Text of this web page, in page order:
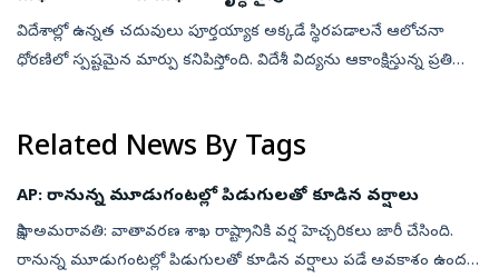
విదేశాల్లో ఉన్నత చదువులు పూర్తయ్యాక అక్కడే స్థిరపడాలనే ఆలోచనా
ధోరణిలో స్పష్టమైన మార్పు కనిపిస్తోంది. విదేశీ విద్యను ఆకాంక్షిస్తున్న ప్రతి
Related News By Tags
AP: రానున్న మూడుగంటల్లో పిడుగులతో కూడిన వర్షాలు
సాక్షి, అమరావతి: వాతావరణ శాఖ రాష్ట్రానికి వర్ష హెచ్చరికలు జారీ చేసింది.
రానున్న మూడుగంటల్లో పిడుగులతో కూడిన వర్షాలు పడే అవకాశం ఉందని